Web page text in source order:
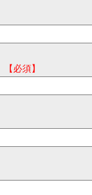
【必須】